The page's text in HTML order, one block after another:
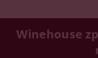
Winehouse